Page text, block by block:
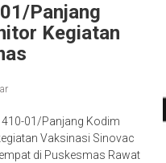
Panjang
Kegiatan
01/Panjang Kodim
Vaksinasi Sinovac
di Puskesmas Rawat